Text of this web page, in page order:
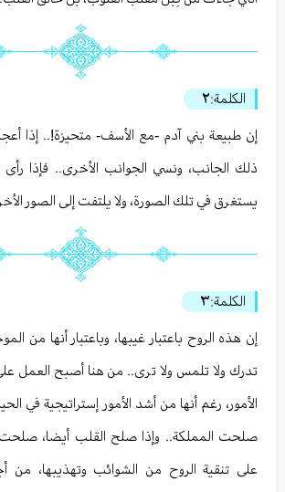
الكلمة:٢
إن طبيعة بني آدم -مع الأسف- متحيزة!.. إذا
ذلك الجانب، ونسي الجوانب الأخرى.. فإذا رأى
يستغرق في تلك الصورة، ولا يلتفت إلى الصور
الكلمة:٣
إن هذه الروح باعتبار غيبها، وباعتبار أنها من
تدرك ولا تلمس ولا ترى.. من هنا أصبح العمل
الأمور، رغم أنها من أشد الأمور إستراتيجية في
صلحت المملكة.. وإذا صلح القلب أيضا، صلحت
على تنقية الروح من الشوائب وتهذيبها، من